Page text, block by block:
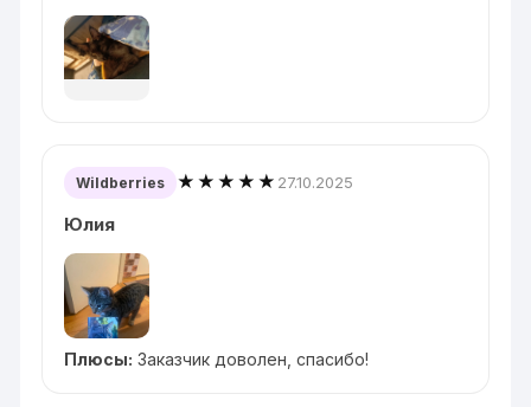
Wildberries ★★★★★ 27.10.2025
Юлия
Плюсы: Заказчик доволен, спасибо!